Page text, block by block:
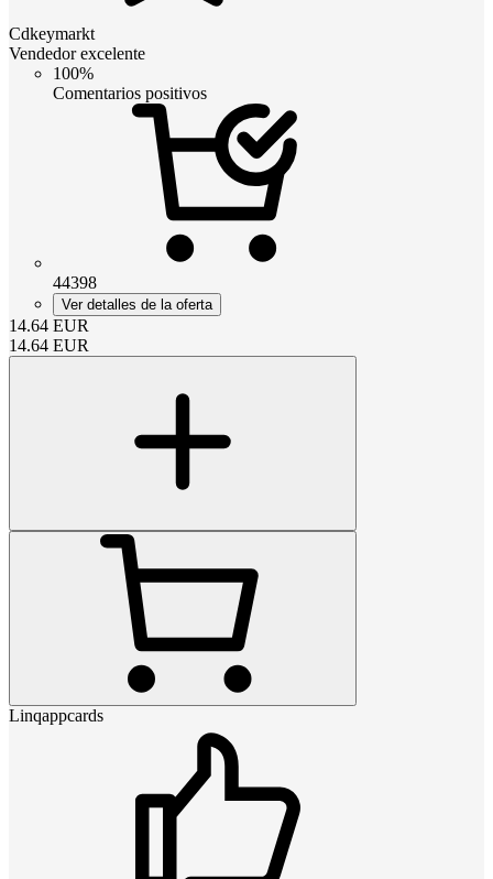
Cdkeymarkt
Vendedor excelente
100%
Comentarios positivos
44398
Ver detalles de la oferta
14.64 EUR
14.64 EUR
Linqappcards